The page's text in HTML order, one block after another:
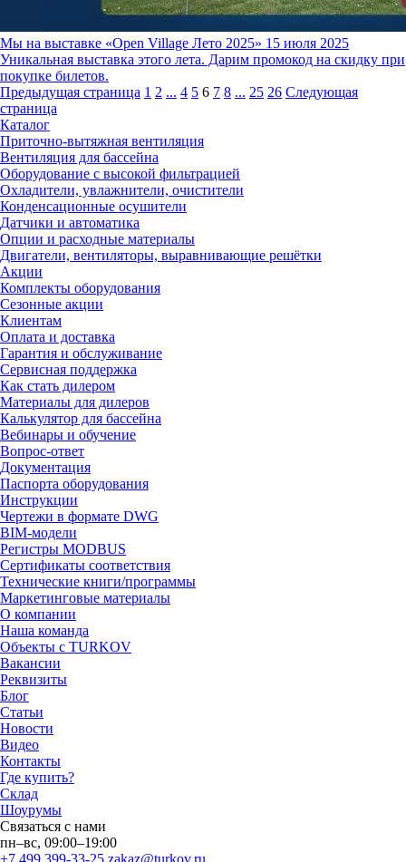
Мы на выставке «Open Village Лето 2025» 15 июля 2025
Уникальная выставка этого лета. Дарим промокод на скидку при
покупке билетов.
Предыдущая страница 1 2 ... 4 5 6 7 8 ... 25 26 Следующая
страница
Каталог
Приточно-вытяжная вентиляция
Вентиляция для бассейна
Оборудование с высокой фильтрацией
Охладители, увлажнители, очистители
Конденсационные осушители
Датчики и автоматика
Опции и расходные материалы
Двигатели, вентиляторы, выравнивающие решётки
Акции
Комплекты оборудования
Сезонные акции
Клиентам
Оплата и доставка
Гарантия и обслуживание
Сервисная поддержка
Как стать дилером
Материалы для дилеров
Калькулятор для бассейна
Вебинары и обучение
Вопрос-ответ
Документация
Паспорта оборудования
Инструкции
Чертежи в формате DWG
BIM-модели
Регистры MODBUS
Сертификаты соответствия
Технические книги/программы
Маркетинговые материалы
О компании
Наша команда
Объекты с TURKOV
Вакансии
Реквизиты
Блог
Статьи
Новости
Видео
Контакты
Где купить?
Склад
Шоурумы
Связаться с нами
пн–вс, 09:00–19:00
+7 499 399-33-25 zakaz@turkov.ru